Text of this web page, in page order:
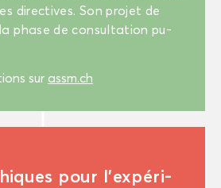
di­rec­tives. Son pro­jet de
phase de consul­ta­tion pu­
sur assm.ch
pour l’ex­pé­ri­